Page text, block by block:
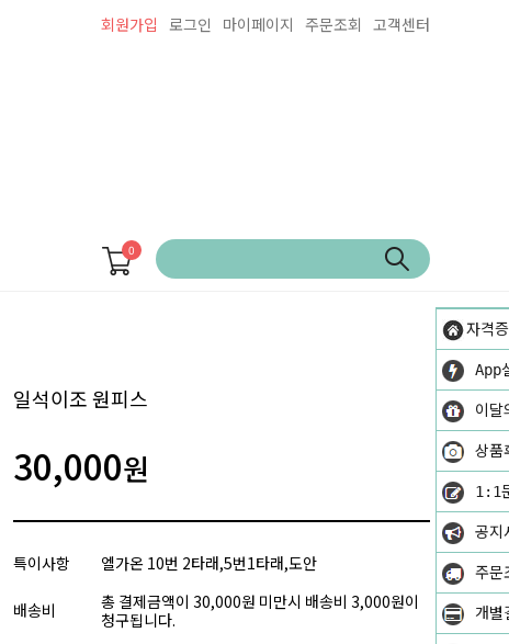
자격
App
이달
상품
1:1
공지
주문
개별
회원가입 로그인 마이페이지 주문조회 고객센터
0
일석이조 원피스
30,000원
특이사항 엘가온 10번 2타래,5번1타래,도안
배송비
총 결제금액이 30,000원 미만시 배송비 3,000원이
청구됩니다.